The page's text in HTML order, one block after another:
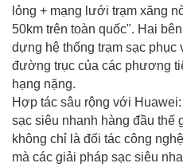
lỏng + mạng lưới trạm xăng
50km trên toàn quốc". Hai
dựng hệ thống trạm sạc phục
đường trục của các phương
hạng nặng.
Hợp tác sâu rộng với
sạc siêu nhanh hàng đầu
không chỉ là đối tác công
mà các giải pháp sạc siêu